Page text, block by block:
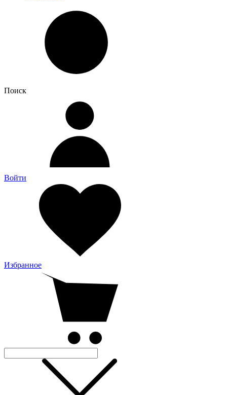
Поиск
Войти
Избранное